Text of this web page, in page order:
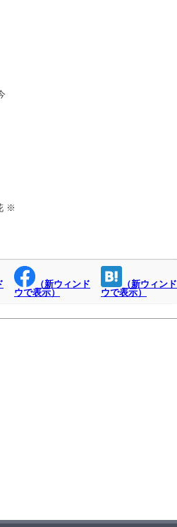
※
（新ウィンド
ウで表示）
（新ウィンド
ウで表示）